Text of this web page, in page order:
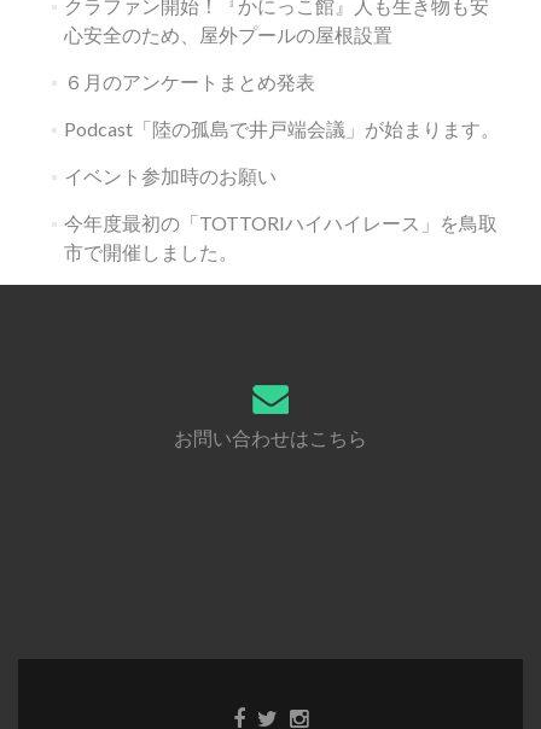
クラファン開始！『かにっこ館』人も生き物も安
心安全のため、屋外プールの屋根設置
６月のアンケートまとめ発表
Podcast「陸の孤島で井戸端会議」が始まります。
イベント参加時のお願い
今年度最初の「TOTTORIハイハイレース」を鳥取
市で開催しました。
お問い合わせはこちら